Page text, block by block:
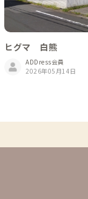
ヒグマ 白熊
ADDress会員
2026年05月14日